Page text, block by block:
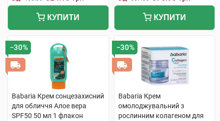
КУПИТИ КУПИТИ
−30%
Babaria Крем сонцезахисний
для обличчя Алое вера
SPF50 50 мл 1 флакон
−30%
Babaria Крем
омолоджувальний з
рослинним колагеном для